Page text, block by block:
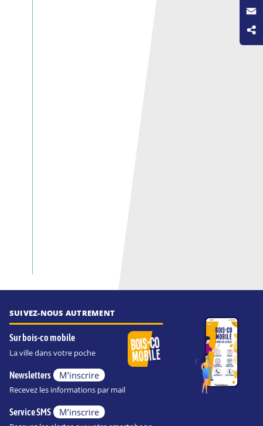
SUIVEZ-NOUS AUTREMENT
Sur bois-co mobile
La ville dans votre poche
Newsletters M’inscrire
Recevez les informations par mail
Service SMS M’inscrire